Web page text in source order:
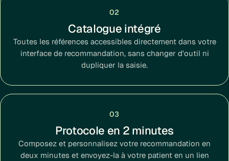
02
Catalogue intégré
Toutes les références accessibles directement dans votre
interface de recommandation, sans changer d'outil ni
dupliquer la saisie.
03
Protocole en 2 minutes
Composez et personnalisez votre recommandation en
deux minutes et envoyez-la à votre patient en un lien